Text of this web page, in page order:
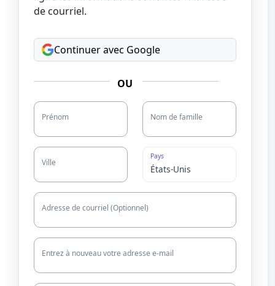
de courriel.
Continuer avec Google
OU
Prénom Nom de famille
Ville
Pays
Adresse de courriel (Optionnel)
Entrez à nouveau votre adresse e-mail